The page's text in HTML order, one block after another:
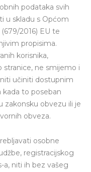
podataka svih
u skladu s Općom
2016) EU te
propisima.
korisnika,
stranice, ne smijemo i
učiniti dostupnim
to poseban
zakonsku obvezu ili je
obveza.
osobne
registracijskog
a, niti ih bez vašeg